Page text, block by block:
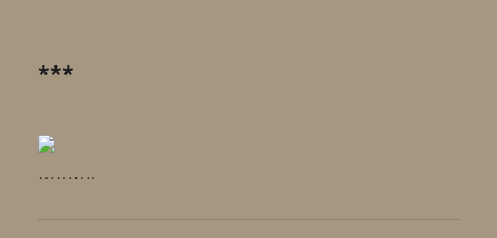
***
……….